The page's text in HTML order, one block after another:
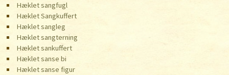
Hæklet sangfugl
Hæklet Sangkuffert
Hæklet sangleg
Hæklet sangterning
Hæklet sankuffert
Hæklet sanse bi
Hæklet sanse figur